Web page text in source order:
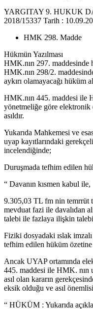
YARGITAY 9. HUKUK
2018/15337 Tarih :
HMK 298. Madde
Hükmün Yazılması
HMK.nın 297. maddesinde
HMK.nın 298/2.
aykırı olamayacağı hüküm
HMK.nın 445. maddesi ile
yönetmeliğe göre elektronik
asıldır.
Yukarıda Mahkemesi ve
uyap kayıtlarındaki
incelendiğinde;
Duruşmada tefhim edilen
“ Davanın kısmen kabul ile,
9.305,03 TL fm nin temrrüt
mevduat fazi ile davalıdan
talebi ile fazlaya ilişkin
Fiziki dosyadaki ıslak
tefhim edilen hüküm
Ancak UYAP ortamında
445. maddesi ile HMK. nın
asıl olan kararın
eksik olduğu ve asıl
“ HÜKÜM : Yukarıda